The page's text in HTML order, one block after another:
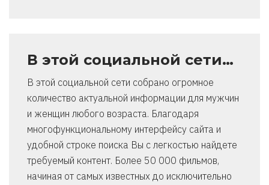
В этой социальной сети…
В этой социальной сети собрано огромное
количество актуальной информации для мужчин
и женщин любого возраста. Благодаря
многофункциональному интерфейсу сайта и
удобной строке поиска Вы с легкостью найдете
требуемый контент. Более 50 000 фильмов,
начиная от самых известных до исключительно